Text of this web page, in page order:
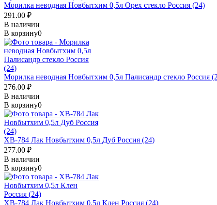
Морилка неводная Новбытхим 0,5л Орех стекло Россия (24)
291.00 ₽
В наличии
В корзину0
Морилка неводная Новбытхим 0,5л Палисандр стекло Россия
276.00 ₽
В наличии
В корзину0
ХВ-784 Лак Новбытхим 0,5л Дуб Россия (24)
277.00 ₽
В наличии
В корзину0
ХВ-784 Лак Новбытхим 0,5л Клен Россия (24)